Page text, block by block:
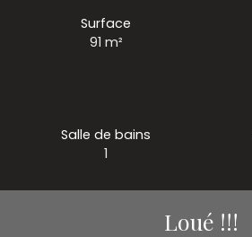
Surface
91 m²
Salle de bains
1
Loué !!!